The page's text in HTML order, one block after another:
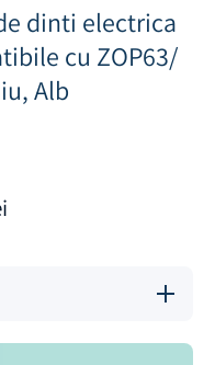
dinti electrica
cu ZOP63/
Alb
de